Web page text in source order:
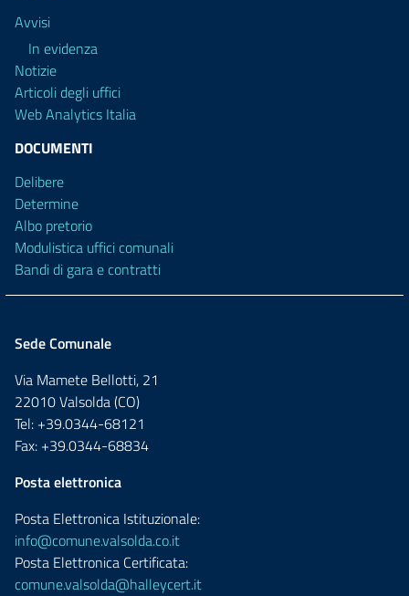
Avvisi
In evidenza
Notizie
Articoli degli uffici
Web Analytics Italia
DOCUMENTI
Delibere
Determine
Albo pretorio
Modulistica uffici comunali
Bandi di gara e contratti
Sede Comunale
Via Mamete Bellotti, 21
22010 Valsolda (CO)
Tel: +39.0344-68121
Fax: +39.0344-68834
Posta elettronica
Posta Elettronica Istituzionale:
info@comune.valsolda.co.it
Posta Elettronica Certificata:
comune.valsolda@halleycert.it